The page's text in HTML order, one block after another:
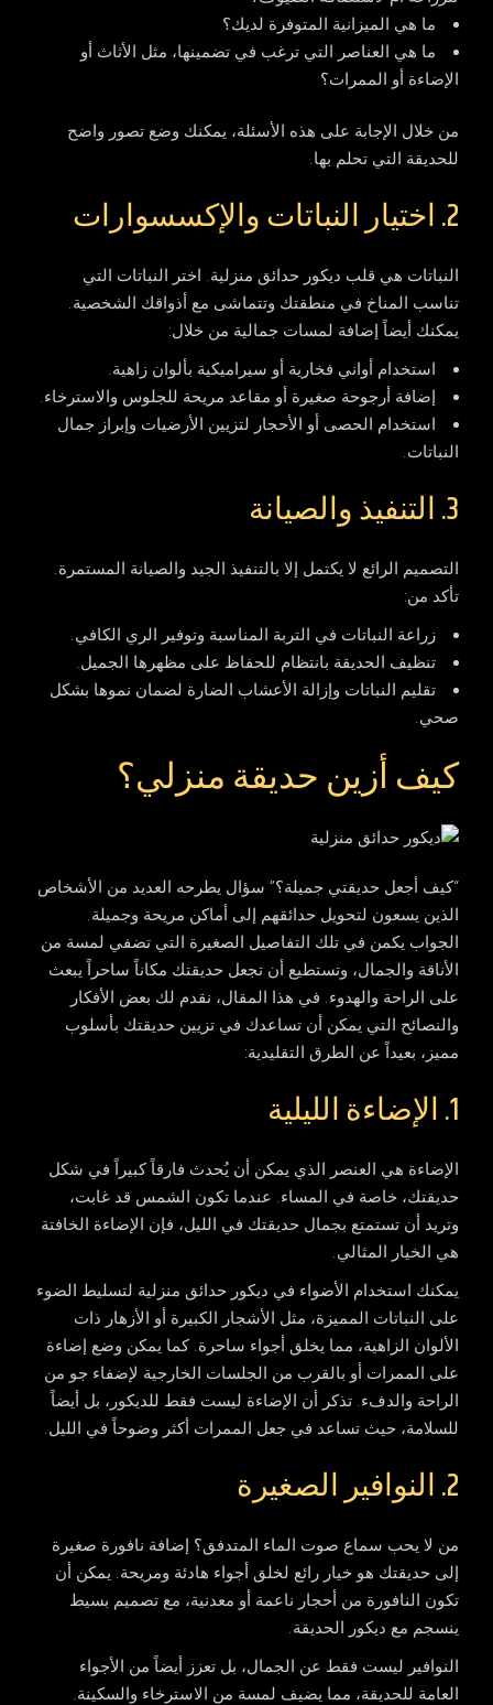
ما هي الميزانية المتوفرة لديك؟
ما هي العناصر التي ترغب في تضمينها، مثل الأثاث أو
الإضاءة أو الممرات؟
من خلال الإجابة على هذه الأسئلة، يمكنك وضع تصور واضح
للحديقة التي تحلم بها.
2. اختيار النباتات والإكسسوارات
النباتات هي قلب ديكور حدائق منزلية. اختر النباتات التي
تناسب المناخ في منطقتك وتتماشى مع أذواقك الشخصية.
يمكنك أيضاً إضافة لمسات جمالية من خلال:
استخدام أواني فخارية أو سيراميكية بألوان زاهية.
إضافة أرجوحة صغيرة أو مقاعد مريحة للجلوس والاسترخاء.
استخدام الحصى أو الأحجار لتزيين الأرضيات وإبراز جمال
النباتات.
3. التنفيذ والصيانة
التصميم الرائع لا يكتمل إلا بالتنفيذ الجيد والصيانة المستمرة.
تأكد من:
زراعة النباتات في التربة المناسبة وتوفير الري الكافي.
تنظيف الحديقة بانتظام للحفاظ على مظهرها الجميل.
تقليم النباتات وإزالة الأعشاب الضارة لضمان نموها بشكل
صحي.
كيف أزين حديقة منزلي؟
“كيف أجعل حديقتي جميلة؟” سؤال يطرحه العديد من الأشخاص
الذين يسعون لتحويل حدائقهم إلى أماكن مريحة وجميلة.
الجواب يكمن في تلك التفاصيل الصغيرة التي تضفي لمسة من
الأناقة والجمال، وتستطيع أن تجعل حديقتك مكاناً ساحراً يبعث
على الراحة والهدوء. في هذا المقال، نقدم لك بعض الأفكار
والنصائح التي يمكن أن تساعدك في تزيين حديقتك بأسلوب
مميز، بعيداً عن الطرق التقليدية:
1. الإضاءة الليلية
الإضاءة هي العنصر الذي يمكن أن يُحدث فارقاً كبيراً في شكل
حديقتك، خاصة في المساء. عندما تكون الشمس قد غابت،
وتريد أن تستمتع بجمال حديقتك في الليل، فإن الإضاءة الخافتة
هي الخيار المثالي.
يمكنك استخدام الأضواء في ديكور حدائق منزلية لتسليط الضوء
على النباتات المميزة، مثل الأشجار الكبيرة أو الأزهار ذات
الألوان الزاهية، مما يخلق أجواء ساحرة. كما يمكن وضع إضاءة
على الممرات أو بالقرب من الجلسات الخارجية لإضفاء جو من
الراحة والدفء. تذكر أن الإضاءة ليست فقط للديكور، بل أيضاً
للسلامة، حيث تساعد في جعل الممرات أكثر وضوحاً في الليل.
2. النوافير الصغيرة
من لا يحب سماع صوت الماء المتدفق؟ إضافة نافورة صغيرة
إلى حديقتك هو خيار رائع لخلق أجواء هادئة ومريحة. يمكن أن
تكون النافورة من أحجار ناعمة أو معدنية، مع تصميم بسيط
ينسجم مع ديكور الحديقة.
النوافير ليست فقط عن الجمال، بل تعزز أيضاً من الأجواء
العامة للحديقة، مما يضيف لمسة من الاسترخاء والسكينة.